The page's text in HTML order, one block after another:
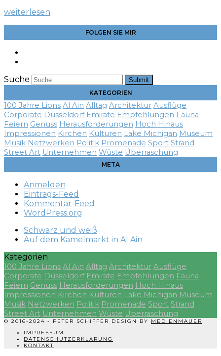
weiterlesen
FOLGEN SIE MIR
Suche
Submit
KATEGORIEN
100 Jahre Lions Al Ain Alltag Architektur Ausflüge
Corporate Düsseldorf Emirate Empfehlungen Fauna
Feiern Genuss Herausforderungen Hoch Hinaus
Impressionen Kirchen Kulturen Lake Michigan Museum
Musik Netzwerken Politik Promenade Sport Strand
Street Art Unternehmen Wüste Überraschung
META
Anmelden
Eintrags-Feed
Kommentar-Feed
WordPress.org
Schwarz und weiß
Auf dem Kamelmarkt in Al Ain
Kategorien
100 Jahre Lions Al Ain Alltag Architektur Ausflüge
Corporate Düsseldorf Emirate Empfehlungen Fauna
Feiern Genuss Herausforderungen Hoch Hinaus
Impressionen Kirchen Kulturen Lake Michigan Museum
Musik Netzwerken Politik Promenade Sport Strand
Street Art Unternehmen Wüste Überraschung
© 2016-2024 - PETER SCHIFFER DESIGN BY MEDIENMAUER
IMPRESSUM
DATENSCHUTZERKLÄRUNG
KONTAKT